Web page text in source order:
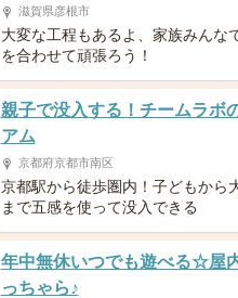
滋賀県彦根市
大変な工程もあるよ、家族みんな
を合わせて頑張ろう！
親子で没入する！チームラボ
アム
京都府京都市南区
京都駅から徒歩圏内！子どもから
まで五感を使って没入できる
年中無休いつでも遊べる☆屋
っちゃら♪